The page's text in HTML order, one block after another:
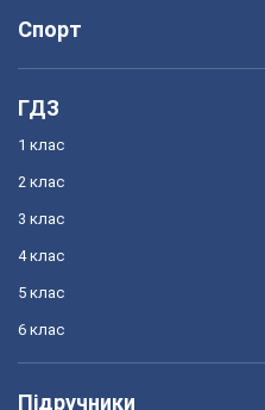
Спорт
ГДЗ
1 клас
2 клас
3 клас
4 клас
5 клас
6 клас
Підручники